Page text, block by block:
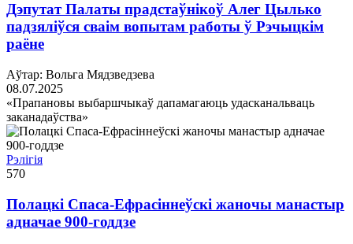
Дэпутат Палаты прадстаўнікоў Алег Цылько
падзяліўся сваім вопытам работы ў Рэчыцкім
раёне
Аўтар: Вольга Мядзведзева
08.07.2025
«Прапановы выбаршчыкаў дапамагаюць удасканальваць
заканадаўства»
Рэлігія
570
Полацкі Спаса-Ефрасіннеўскі жаночы манастыр
адначае 900-годдзе